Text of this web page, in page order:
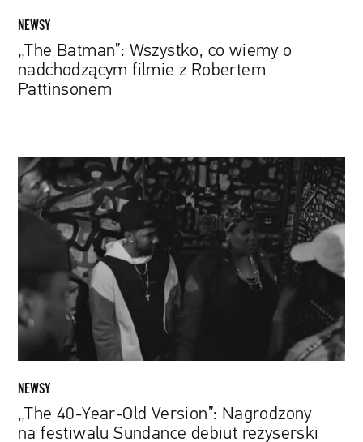
NEWSY
„The Batman”: Wszystko, co wiemy o
nadchodzącym filmie z Robertem
Pattinsonem
„The
40-
Year-
festiwalu
Sundance
reżyserski
pojawi
na
Netfliksie
NEWSY
„The 40-Year-Old Version”: Nagrodzony
na festiwalu Sundance debiut reżyserski